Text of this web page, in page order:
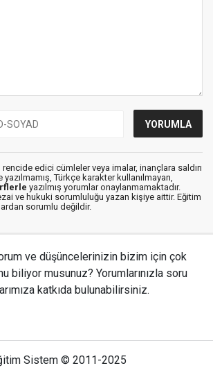
edici cümleler veya imalar, inançlara saldırı
yazılmamış, Türkçe karakter kullanılmayan,
yazılmış yorumlar onaylanmamaktadır.
ve hukuki sorumluluğu yazan kişiye aittir. Eğitim
sorumlu değildir.
ve düşüncelerinizin bizim için çok
biliyor musunuz? Yorumlarınızla soru
katkıda bulunabilirsiniz.
Sistem © 2011-2025